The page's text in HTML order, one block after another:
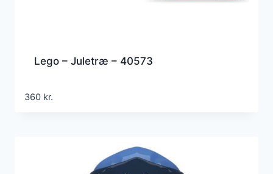
Lego – Juletræ – 40573
360 kr.